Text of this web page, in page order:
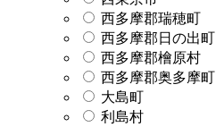
西多摩郡瑞穂町
西多摩郡日の出町
西多摩郡檜原村
西多摩郡奥多摩町
大島町
利島村